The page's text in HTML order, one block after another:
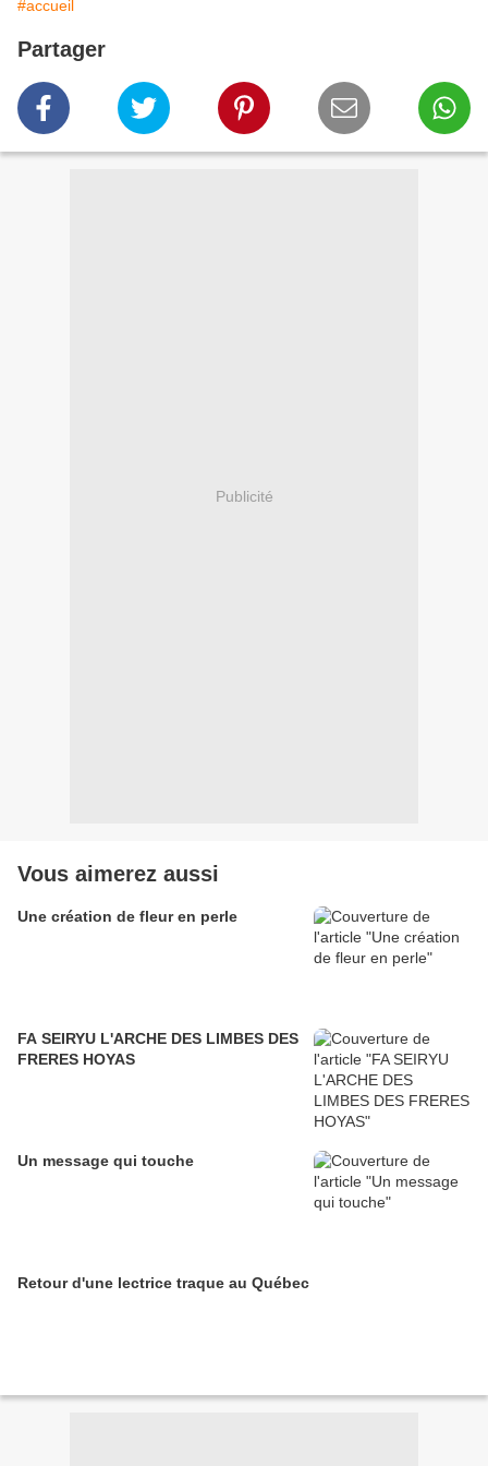
#accueil
Partager
Publicité
Vous aimerez aussi
Une création de fleur en perle
FA SEIRYU L'ARCHE DES LIMBES DES
FRERES HOYAS
Un message qui touche
Retour d'une lectrice traque au Québec